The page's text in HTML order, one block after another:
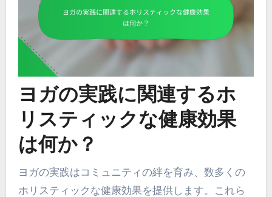
ヨガの実践に関連するホ
リスティックな健康効果
は何か？
ヨガの実践はコミュニティの絆を育み、数多くの
ホリスティックな健康効果を提供します。これら